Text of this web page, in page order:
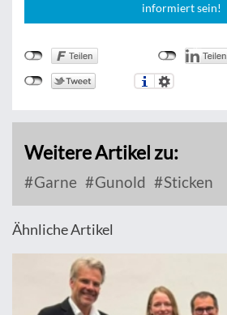
informiert sein!
Weitere Artikel zu:
Garne Gunold Sticken
Ähnliche Artikel